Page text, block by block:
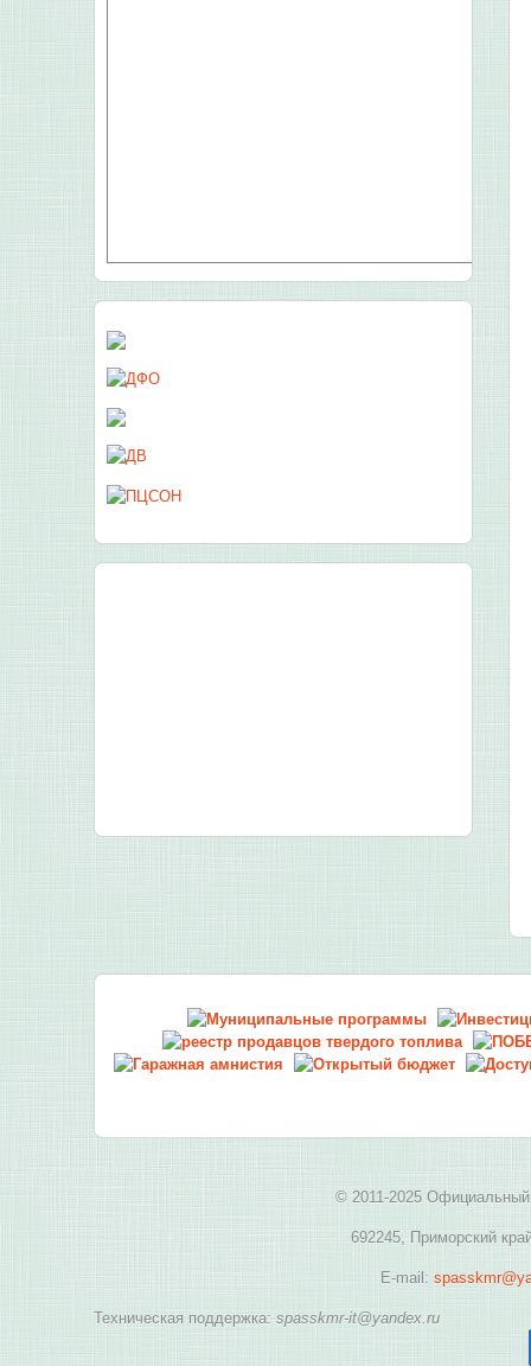
© 2011-2025 Официальный
692245, Приморский
E-mail:
Техническая поддержка: spasskmr-it@yandex.ru